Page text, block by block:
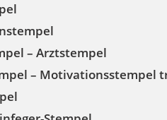
– Arztstempel
– Motivationsstempel